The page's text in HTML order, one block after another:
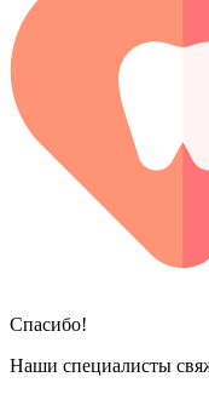
Спасибо!
Наши специалисты